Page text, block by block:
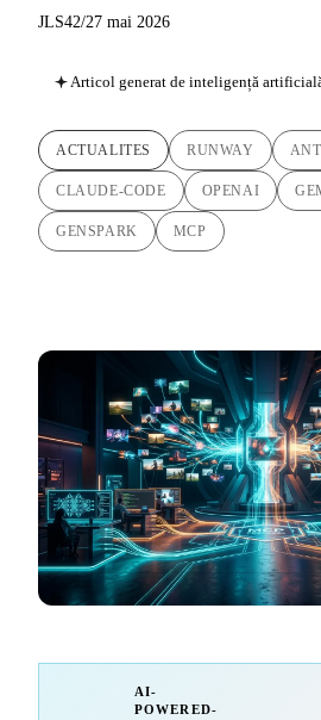
JLS42/27 mai 2026
Articol generat de inteligență
ACTUALITES RUNWAY
CLAUDE-CODE OPENAI
GENSPARK MCP
AI-
POWERED-